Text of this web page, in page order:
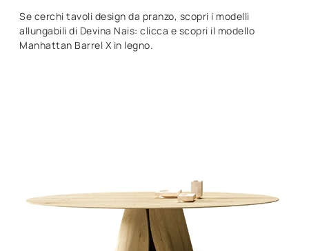
Se cerchi tavoli design da pranzo, scopri i modelli
allungabili di Devina Nais: clicca e scopri il modello
Manhattan Barrel X in legno.